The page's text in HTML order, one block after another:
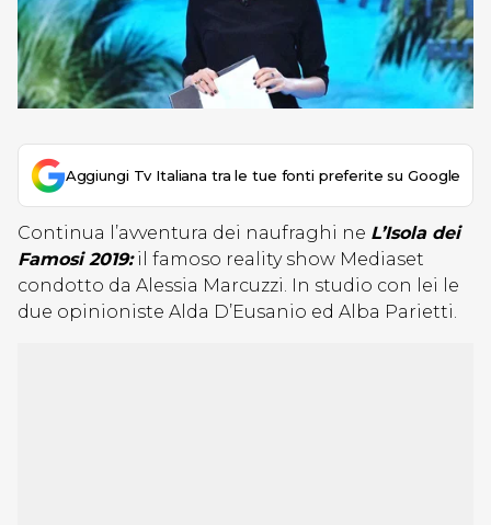
Aggiungi Tv Italiana tra le tue fonti preferite su Google
Continua l’avventura dei naufraghi ne L’Isola dei
Famosi 2019:il famoso reality show Mediaset
condotto da Alessia Marcuzzi. In studio con lei le
due opinioniste Alda D’Eusanio ed Alba Parietti.